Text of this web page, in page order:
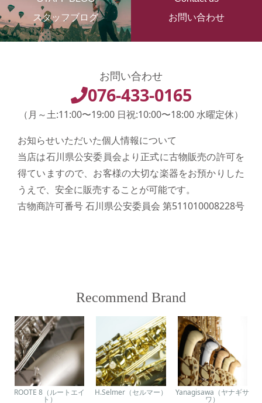
スタッフブログ お問い合わせ
お問い合わせ
076-433-0165
（月～土:11:00〜19:00 日祝:10:00〜18:00 水曜定休）
お知らせいただいた個人情報について
当店は石川県公安委員会より正式に古物販売の許可を
得ていますので、お客様の大切な楽器をお預かりした
うえで、安全に販売することが可能です。
古物商許可番号 石川県公安委員会 第511010008228号
Recommend Brand
ROOTE 8（ルートエイ
ト）
H.Selmer（セルマー） Yanagisawa（ヤナギサ
ワ）